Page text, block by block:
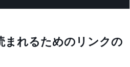
まれるためのリンクの